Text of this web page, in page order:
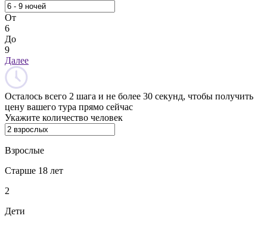
От
6
До
9
Далее
Осталось всего 2 шага и не более 30 секунд, чтобы получить
цену вашего тура прямо сейчас
Укажите количество человек
Взрослые
Старше 18 лет
2
Дети